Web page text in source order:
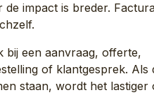
impact is breder.
bij een aanvraag, offerte,
of klantgesprek. Als
staan, wordt het lastiger